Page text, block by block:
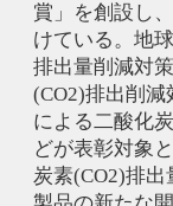
賞」を創設し
けている。地
排出量削減対
(CO2)排出削
による二酸化
どが表彰対象
炭素(CO2)排